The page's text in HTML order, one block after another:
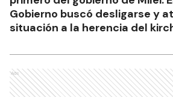
Gobierno buscó desligarse y
situación a la herencia del
Ads